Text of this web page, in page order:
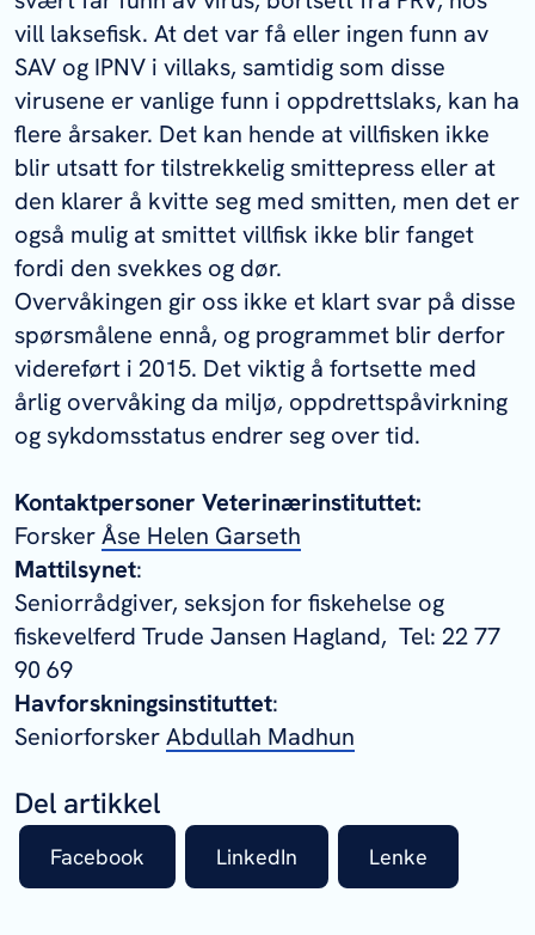
vill laksefisk. At det var få eller ingen funn av
SAV og IPNV i villaks, samtidig som disse
virusene er vanlige funn i oppdrettslaks, kan ha
flere årsaker. Det kan hende at villfisken ikke
blir utsatt for tilstrekkelig smittepress eller at
den klarer å kvitte seg med smitten, men det er
også mulig at smittet villfisk ikke blir fanget
fordi den svekkes og dør.
Overvåkingen gir oss ikke et klart svar på disse
spørsmålene ennå, og programmet blir derfor
videreført i 2015. Det viktig å fortsette med
årlig overvåking da miljø, oppdrettspåvirkning
og sykdomsstatus endrer seg over tid.
Kontaktpersoner Veterinærinstituttet:
ForskerÅse Helen Garseth
Mattilsynet:
Seniorrådgiver, seksjon for fiskehelse og
fiskevelferd Trude Jansen Hagland, Tel: 22 77
90 69
Havforskningsinstituttet:
SeniorforskerAbdullah Madhun
Del artikkel
Facebook LinkedIn Lenke